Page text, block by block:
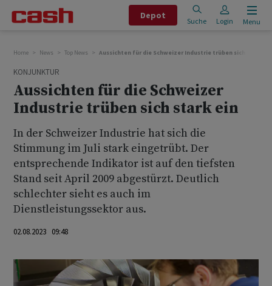
Depot
Suche Login Menu
Home News Top News Aussichten für die Schweizer Industrie trüben sich stark ein
KONJUNKTUR
Aussichten für die Schweizer
Industrie trüben sich stark ein
In der Schweizer Industrie hat sich die
Stimmung im Juli stark eingetrübt. Der
entsprechende Indikator ist auf den tiefsten
Stand seit April 2009 abgestürzt. Deutlich
schlechter sieht es auch im
Dienstleistungssektor aus.
02.08.2023 09:48